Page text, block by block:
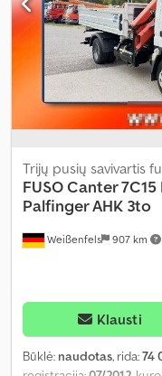
Weißenfels 907 km
Trijų pusių savivartis
FUSOCanter 7C15
Palfinger AHK 3to
Klausti
Būklė: naudotas, rida:74